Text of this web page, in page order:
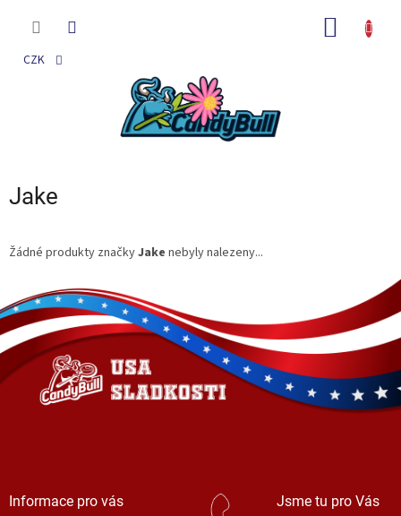
CZK
Jake
Žádné produkty značkyJake nebyly nalezeny...
á
p
a
í
Informace pro vás Jsme tu pro Vás